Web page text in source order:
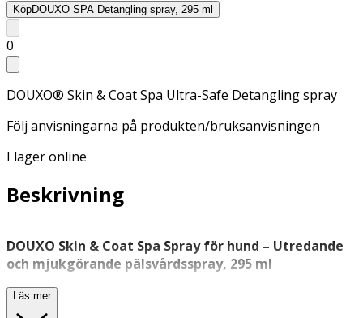
KöpDOUXO SPA Detangling spray, 295 ml
0
DOUXO® Skin & Coat Spa Ultra-Safe Detangling spray
Följ anvisningarna på produkten/bruksanvisningen
I lager online
Beskrivning
DOUXO Skin & Coat Spa Spray för hund – Utredande
och mjukgörande pälsvårdsspray, 295 ml
DOUXO® Skin & Coat Spa Spray är en utredande och
mjukgörande spray för hundar, framtagen för att
Läs mer